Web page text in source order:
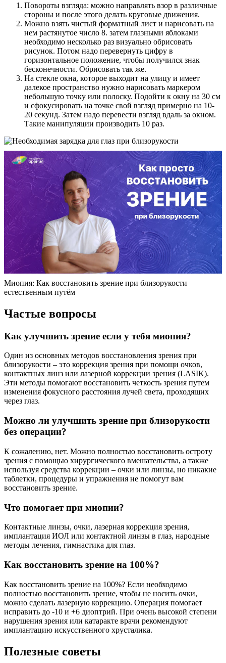
Повороты взгляда: можно направлять взор в различные
стороны и после этого делать круговые движения.
Можно взять чистый форматный лист и нарисовать на
нем растянутое число 8. затем глазными яблоками
необходимо несколько раз визуально обрисовать
рисунок. Потом надо перевернуть цифру в
горизонтальное положение, чтобы получился знак
бесконечности. Обрисовать так же.
На стекле окна, которое выходит на улицу и имеет
далекое пространство нужно нарисовать маркером
небольшую точку или полоску. Подойти к окну на 30 см
и сфокусировать на точке свой взгляд примерно на 10-
20 секунд. Затем надо перевести взгляд вдаль за окном.
Такие манипуляции производить 10 раз.
Миопия: Как восстановить зрение при близорукости
естественным путём
Частые вопросы
Как улучшить зрение если у тебя миопия?
Один из основных методов восстановления зрения при
близорукости – это коррекция зрения при помощи очков,
контактных линз или лазерной коррекции зрения (LASIK).
Эти методы помогают восстановить четкость зрения путем
изменения фокусного расстояния лучей света, проходящих
через глаз.
Можно ли улучшить зрение при близорукости
без операции?
К сожалению, нет. Можно полностью восстановить остроту
зрения с помощью хирургического вмешательства, а также
используя средства коррекции – очки или линзы, но никакие
таблетки, процедуры и упражнения не помогут вам
восстановить зрение.
Что помогает при миопии?
Контактные линзы, очки, лазерная коррекция зрения,
имплантация ИОЛ или контактной линзы в глаз, народные
методы лечения, гимнастика для глаз.
Как восстановить зрение на 100%?
Как восстановить зрение на 100%? Если необходимо
полностью восстановить зрение, чтобы не носить очки,
можно сделать лазерную коррекцию. Операция помогает
исправить до -10 и +6 диоптрий. При очень высокой степени
нарушения зрения или катаракте врачи рекомендуют
имплантацию искусственного хрусталика.
Полезные советы